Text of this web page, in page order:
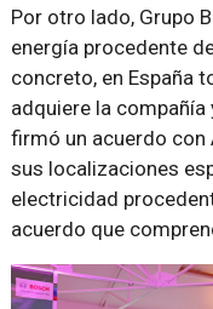
Por otro lado, Grupo
energía procedente
concreto, en España
adquiere la compañía
firmó un acuerdo con
sus localizaciones
electricidad
acuerdo que